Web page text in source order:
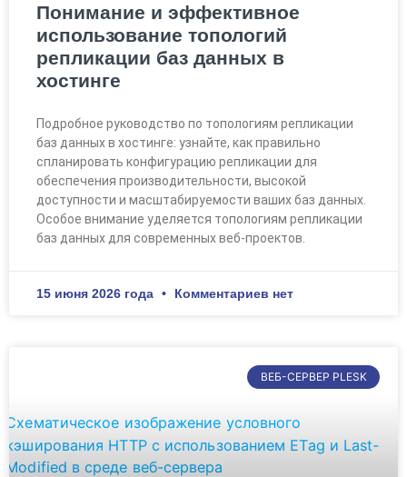
Понимание и эффективное
использование топологий
репликации баз данных в
хостинге
Подробное руководство по топологиям репликации
баз данных в хостинге: узнайте, как правильно
спланировать конфигурацию репликации для
обеспечения производительности, высокой
доступности и масштабируемости ваших баз данных.
Особое внимание уделяется топологиям репликации
баз данных для современных веб-проектов.
15 июня 2026 года Комментариев нет
ВЕБ-СЕРВЕР PLESK